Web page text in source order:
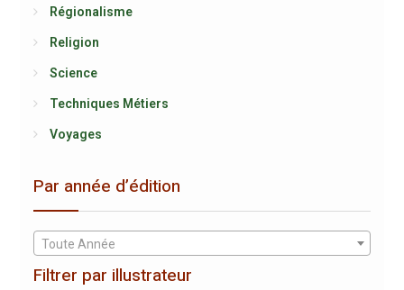
Régionalisme
Religion
Science
Techniques Métiers
Voyages
Par année d’édition
Toute Année
Filtrer par illustrateur